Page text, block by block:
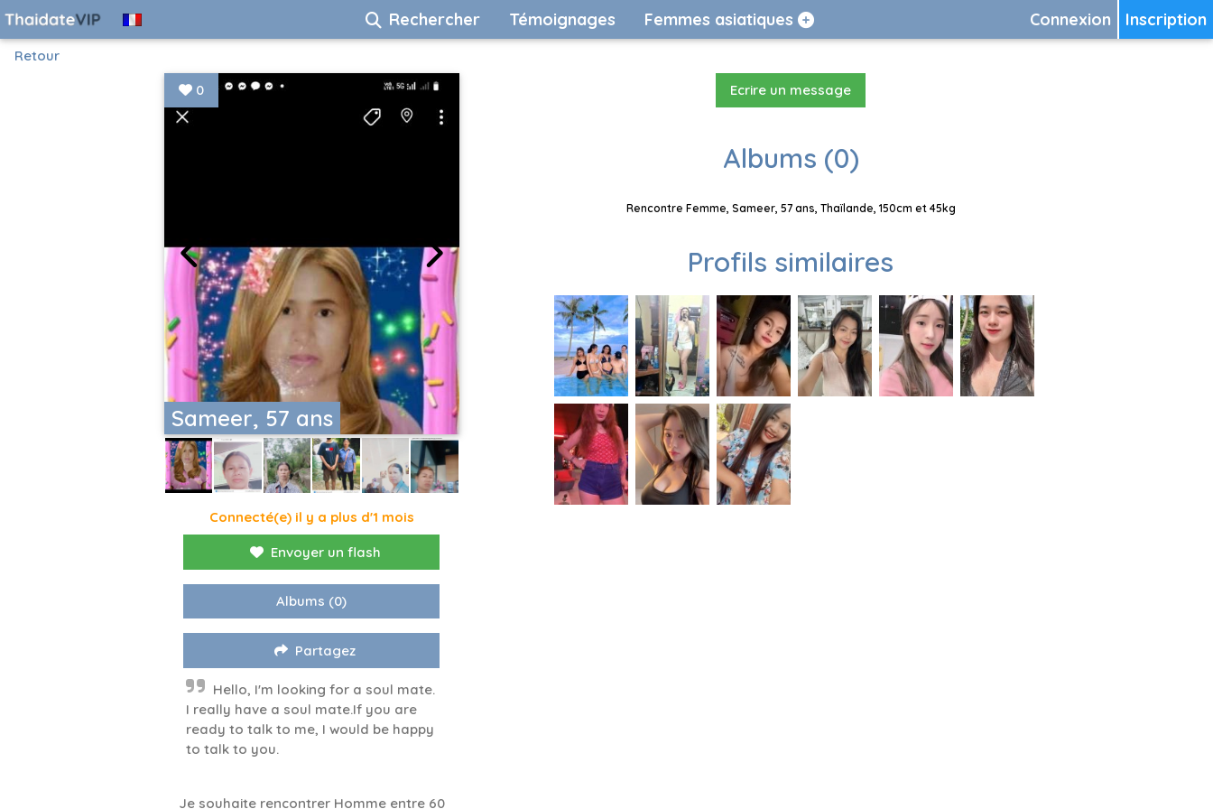
Inscription
Connexion
Rechercher Témoignages Femmes asiatiques
Retour
Sameer, 57 ans
0
Connecté(e) il y a plus d'1 mois
Envoyer un flash
Albums (0)
Partagez
Hello, I'm looking for a soul mate.
I really have a soul mate.If you are
ready to talk to me, I would be happy
to talk to you.
Je souhaite rencontrer Homme entre 60
Ecrire un message
Albums (0)
Rencontre Femme, Sameer, 57 ans, Thaïlande, 150cm et 45kg
Profils similaires